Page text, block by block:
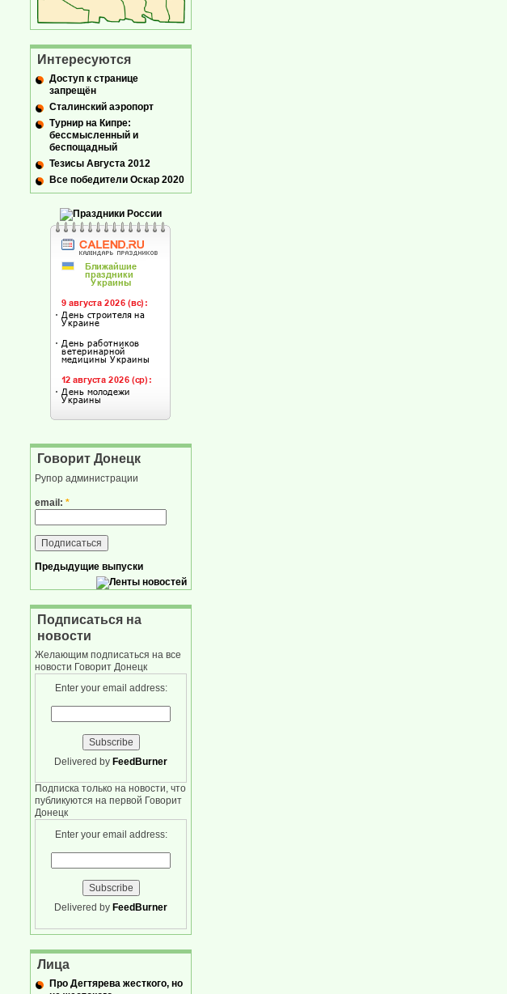
Интересуются
Доступ к странице
запрещён
Сталинский аэропорт
Турнир на Кипре:
бессмысленный и
беспощадный
Тезисы Августа 2012
Все победители Оскар 2020
Говорит Донецк
Рупор администрации
email: *
Предыдущие выпуски
Подписаться на
новости
Желающим подписаться на все
новости Говорит Донецк
Enter your email address:
Delivered by FeedBurner
Подписка только на новости, что
публикуются на первой Говорит
Донецк
Enter your email address:
Delivered by FeedBurner
Лица
Про Дегтярева жесткого, но